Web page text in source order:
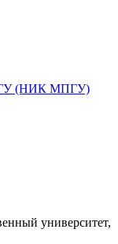
(НИК МПГУ)
университет,